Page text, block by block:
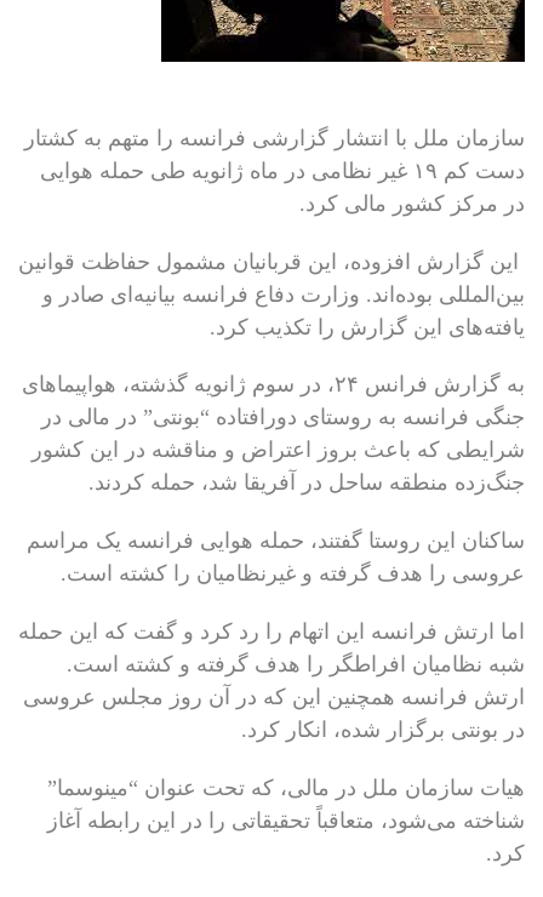
سازمان ملل با انتشار گزارشی فرانسه را متهم به کشتار
دست کم ۱۹ غیر نظامی در ماه ژانویه طی حمله هوایی
در مرکز کشور مالی کرد.
این گزارش افزوده، این قربانیان مشمول حفاظت قوانین
بین‌المللی بوده‌اند. وزارت دفاع فرانسه بیانیه‌ای صادر و
یافته‌های این گزارش را تکذیب کرد.
به گزارش فرانس ۲۴، در سوم ژانویه گذشته، هواپیماهای
جنگی فرانسه به روستای دورافتاده “بونتی” در مالی در
شرایطی که باعث بروز اعتراض و مناقشه در این کشور
جنگ‌زده منطقه ساحل در آفریقا شد، حمله کردند.
ساکنان این روستا گفتند، حمله هوایی فرانسه یک مراسم
عروسی را هدف گرفته و غیرنظامیان را کشته است.
اما ارتش فرانسه این اتهام را رد کرد و گفت که این حمله
شبه نظامیان افراطگر را هدف گرفته و کشته است.
ارتش فرانسه همچنین این که در آن روز مجلس عروسی
در بونتی برگزار شده، انکار کرد.
هیات سازمان ملل در مالی، که تحت عنوان “مینوسما”
شناخته می‌شود، متعاقباً تحقیقاتی را در این رابطه آغاز
کرد.